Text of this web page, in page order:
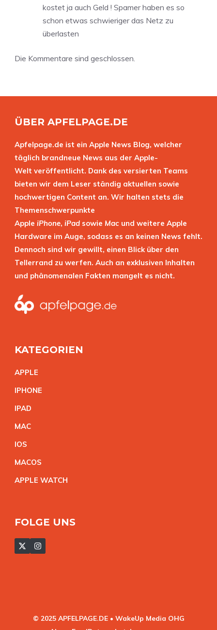
kostet ja auch Geld ! Spamer haben es so
schon etwas schwieriger das Netz zu
überlasten
Die Kommentare sind geschlossen.
ÜBER APFELPAGE.DE
Apfelpage.de ist ein Apple News Blog, welcher
täglich brandneue News aus der Apple-
Welt veröffentlicht. Dank des versierten Teams
bieten wir dem Leser ständig aktuellen sowie
hochwertigen Content an. Wir halten stets die
Themenschwerpunkte
Apple iPhone, iPad sowie Mac und weitere Apple
Hardware im Auge, sodass es an keinen News fehlt.
Dennoch sind wir gewillt, einen Blick über den
Tellerrand zu werfen. Auch an exklusiven Inhalten
und phänomenalen Fakten mangelt es nicht.
KATEGORIEN
APPLE
IPHONE
IPAD
MAC
IOS
MACOS
APPLE WATCH
FOLGE UNS
© 2025 APFELPAGE.DE • WakeUp Media OHG